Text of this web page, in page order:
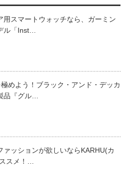
用スマートウォッチなら、ガーミン
ル「Inst…
めよう！ブラック・アンド・デッカ
品『グル…
ァッションが欲しいならKARHU(カ
スメ！…